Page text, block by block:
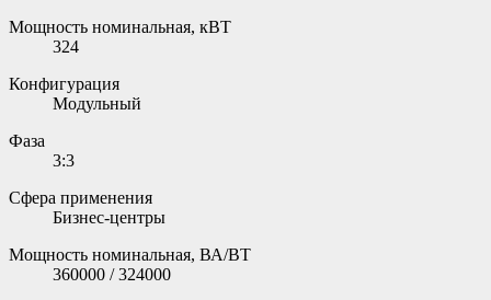
Мощность номинальная, кВТ
324
Конфигурация
Модульный
Фаза
3:3
Сфера применения
Бизнес-центры
Мощность номинальная, ВА/ВТ
360000 / 324000